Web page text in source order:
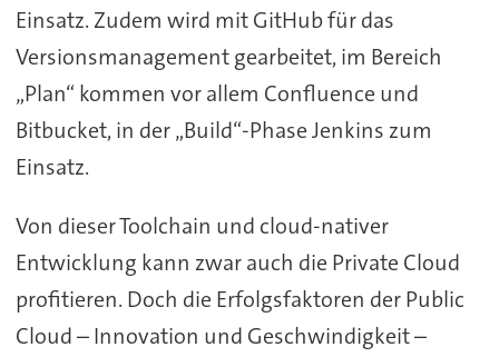
Einsatz. Zudem wird mit GitHub für das
Versionsmanagement gearbeitet, im Bereich
„Plan“ kommen vor allem Confluence und
Bitbucket, in der „Build“-Phase Jenkins zum
Einsatz.
Von dieser Toolchain und cloud-nativer
Entwicklung kann zwar auch die Private Cloud
profitieren. Doch die Erfolgsfaktoren der Public
Cloud – Innovation und Geschwindigkeit –